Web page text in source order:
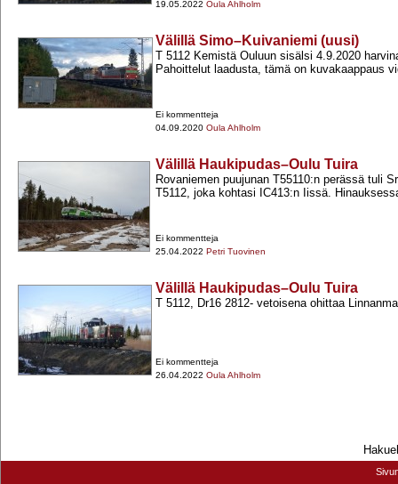
19.05.2022 Oula Ahlholm
Välillä Simo–Kuivaniemi (uusi)
T 5112 Kemistä Ouluun sisälsi 4.9.2020
Pahoittelut laadusta, tämä on kuvakaappaus
Ei kommentteja
04.09.2020 Oula Ahlholm
Välillä Haukipudas–Oulu Tuira
Rovaniemen puujunan T55110:n perässä tuli
T5112, joka kohtasi IC413:n Iissä.
Ei kommentteja
25.04.2022 Petri Tuovinen
Välillä Haukipudas–Oulu Tuira
T 5112, Dr16 2812-​ vetoisena ohittaa
Ei kommentteja
26.04.2022 Oula Ahlholm